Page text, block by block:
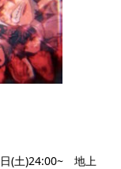
日(土)24:00~ 地上